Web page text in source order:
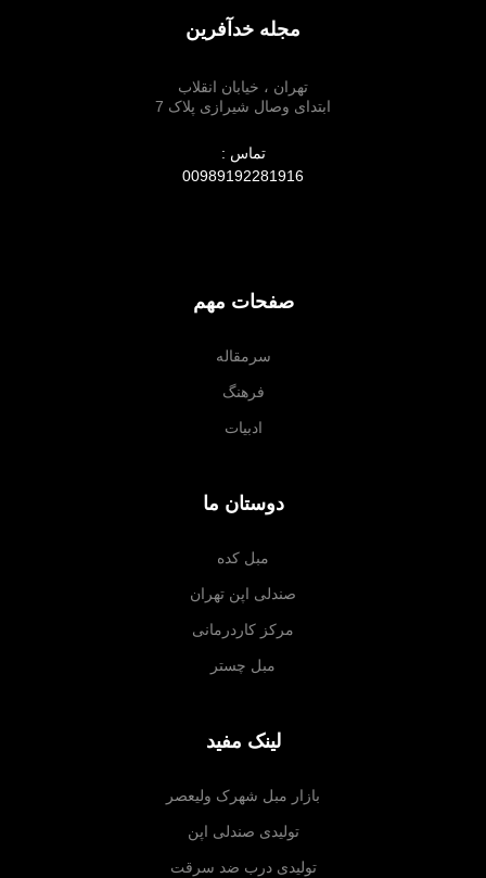
مجله خدآفرین
تهران ، خیابان انقلاب
ابتدای وصال شیرازی پلاک 7
تماس :
00989192281916
صفحات مهم
سرمقاله
فرهنگ
ادبیات
دوستان ما
مبل کده
صندلی اپن تهران
مرکز کاردرمانی
مبل چستر
لینک مفید
بازار مبل شهرک ولیعصر
تولیدی صندلی اپن
تولیدی درب ضد سرقت